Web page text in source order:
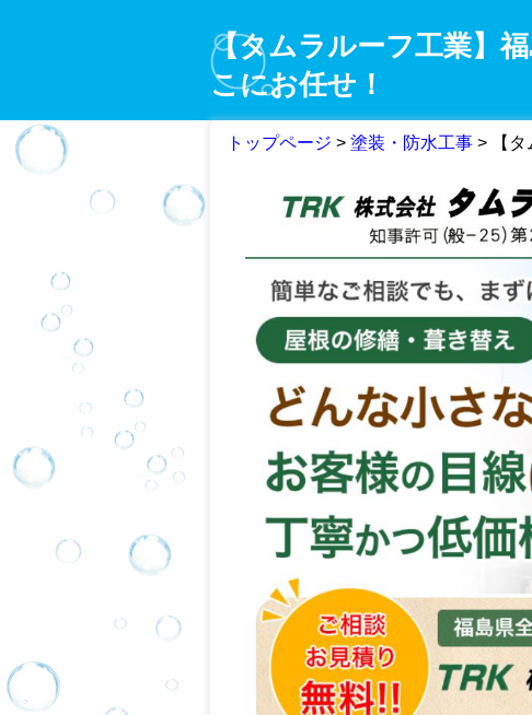
【タムラルーフ工業】
こにお任せ！
トップページ > 塗装・防水工事 > 【タ